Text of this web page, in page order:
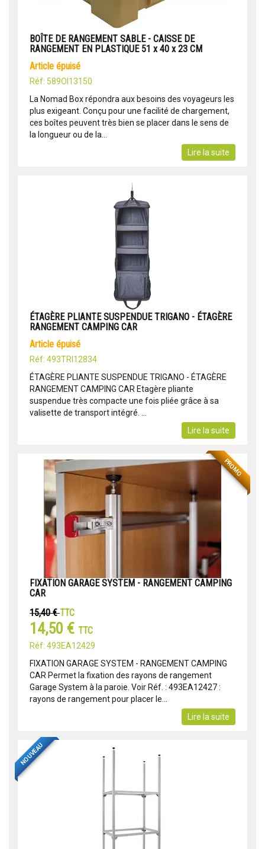
BOÎTE DE RANGEMENT SABLE - CAISSE DE
RANGEMENT EN PLASTIQUE 51 x 40 x 23 CM
article épuisé
Réf: 589OI13150
La Nomad Box répondra aux besoins des voyageurs les
plus exigeant. Conçu pour une facilité de chargement,
ces boîtes peuvent très bien se placer dans le sens de
la longueur ou de la...
Lire la suite
ÉTAGÈRE PLIANTE SUSPENDUE TRIGANO - ÉTAGÈRE
RANGEMENT CAMPING CAR
article épuisé
Réf: 493TRI12834
ÉTAGÈRE PLIANTE SUSPENDUE TRIGANO - ÉTAGÈRE
RANGEMENT CAMPING CAR Etagère pliante
suspendue très compacte une fois pliée grâce à sa
valisette de transport intégré. ...
Lire la suite
PROMO
FIXATION GARAGE SYSTEM - RANGEMENT CAMPING
CAR
15,40 €TTC
14,50 € TTC
Réf: 493EA12429
FIXATION GARAGE SYSTEM - RANGEMENT CAMPING
CAR Permet la fixation des rayons de rangement
Garage System à la paroie. Voir Réf. : 493EA12427 :
rayons de rangement pour placer le...
Lire la suite
NOUVEAU